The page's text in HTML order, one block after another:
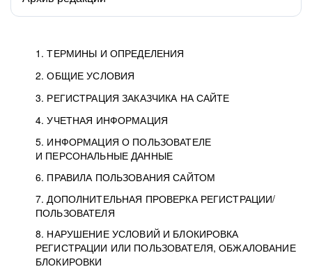
1. ТЕРМИНЫ И ОПРЕДЕЛЕНИЯ
2. ОБЩИЕ УСЛОВИЯ
3. РЕГИСТРАЦИЯ ЗАКАЗЧИКА НА САЙТЕ
4. УЧЕТНАЯ ИНФОРМАЦИЯ
5. ИНФОРМАЦИЯ О ПОЛЬЗОВАТЕЛЕ
И ПЕРСОНАЛЬНЫЕ ДАННЫЕ
6. ПРАВИЛА ПОЛЬЗОВАНИЯ САЙТОМ
7. ДОПОЛНИТЕЛЬНАЯ ПРОВЕРКА РЕГИСТРАЦИИ/
ПОЛЬЗОВАТЕЛЯ
8. НАРУШЕНИЕ УСЛОВИЙ И БЛОКИРОВКА
РЕГИСТРАЦИИ ИЛИ ПОЛЬЗОВАТЕЛЯ, ОБЖАЛОВАНИЕ
БЛОКИРОВКИ